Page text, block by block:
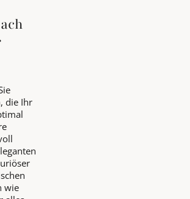
die Ihr
wie